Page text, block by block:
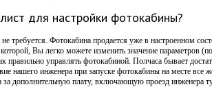
для настройки фотокабины?
требуется. Фотокабина продается уже в настроенном
Вы легко можете изменить значение параметров
правильно управлять фотокабиной. Полчаса бывает
нашего инженера при запуске фотокабины на месте все
за дополнительную плату, включающую проезд инженера